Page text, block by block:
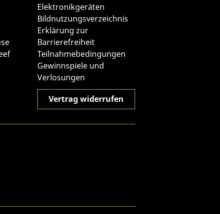
Elektronikgeräten
Bildnutzungsverzeichnis
Erklärung zur
Barrierefreiheit
Teilnahmebedingungen
Gewinnspiele und
Verlosungen
Vertrag widerrufen